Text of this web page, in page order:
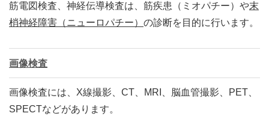
筋電図検査、神経伝導検査は、筋疾患（ミオパチー）や末
梢神経障害（ニューロパチー） の診断を目的に行います。
画像検査
画像検査には、X線撮影、CT、MRI、脳血管撮影、PET、
SPECTなどがあります。